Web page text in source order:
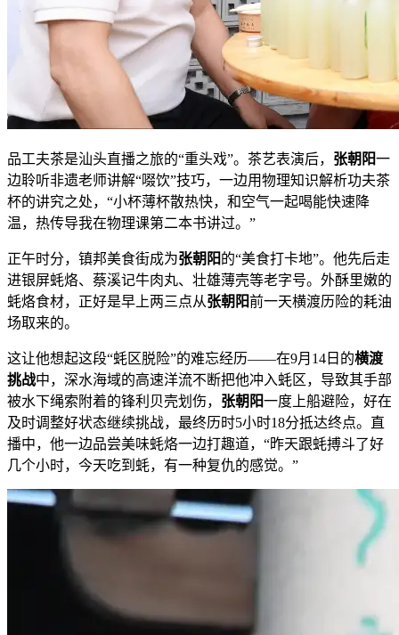
品工夫茶是汕头直播之旅的“重头戏”。茶艺表演后， 张朝阳一
边聆听非遗老师讲解“啜饮”技巧，一边用物理知识解析功夫茶
杯的讲究之处，“小杯薄杯散热快，和空气一起喝能快速降
温，热传导我在物理课第二本书讲过。”
正午时分，镇邦美食街成为张朝阳的“美食打卡地”。他先后走
进银屏蚝烙、蔡溪记牛肉丸、壮雄薄壳等老字号。外酥里嫩的
蚝烙食材，正好是早上两三点从张朝阳前一天横渡历险的耗油
场取来的。
这让他想起这段“蚝区脱险”的难忘经历——在9月14日的横渡
挑战中，深水海域的高速洋流不断把他冲入蚝区，导致其手部
被水下绳索附着的锋利贝壳划伤， 张朝阳一度上船避险，好在
及时调整好状态继续挑战，最终历时5小时18分抵达终点。直
播中，他一边品尝美味蚝烙一边打趣道，“昨天跟蚝搏斗了好
几个小时，今天吃到蚝，有一种复仇的感觉。”